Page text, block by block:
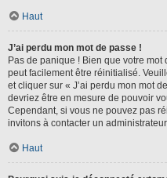
Haut
J’ai perdu mon mot de passe !
Pas de panique ! Bien que votre
peut facilement être réinitialisé.
et cliquer sur « J’ai perdu mon mot
devriez être en mesure de pouvoir
Cependant, si vous ne pouvez pas
invitons à contacter un
Haut